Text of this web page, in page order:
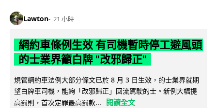
Lawton 21 小時
網約車條例生效 有司機暫時停工避風頭
的士業界籲白牌 "改邪歸正"
規管網約車法例大部分條文已於 8 月 3 日生效，的士業界就期
望白牌車司機，能夠「改邪歸正」回流駕駛的士。新例大幅提
高罰則，首次定罪最高罰款...
閱讀全文